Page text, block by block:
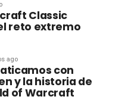
Classic
reto extremo
ago
con
y la historia de
of Warcraft